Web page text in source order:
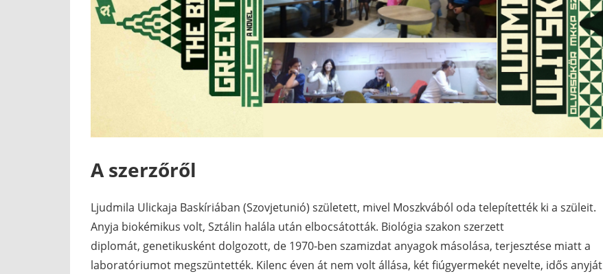
A szerzőről
Ljudmila Ulickaja Baskíriában (Szovjetunió) született, mivel Moszkvából oda telepítették ki a szüleit.
Anyja biokémikus volt, Sztálin halála után elbocsátották. Biológia szakon szerzett
diplomát, genetikusként dolgozott, de 1970-ben szamizdat anyagok másolása, terjesztése miatt a
laboratóriumot megszüntették. Kilenc éven át nem volt állása, két fiúgyermekét nevelte, idős anyját